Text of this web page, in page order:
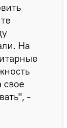
На
свое
-